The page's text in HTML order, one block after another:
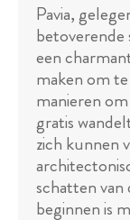
Pavia,
betoverende
een
maken om
manieren
gratis
zich kunnen
schatten van
beginnen is